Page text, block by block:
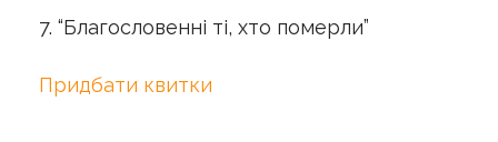
7. “Благословенні ті, хто померли”
Придбати квитки